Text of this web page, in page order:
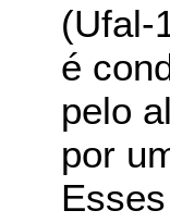
(Ufal-
é
pelo
por